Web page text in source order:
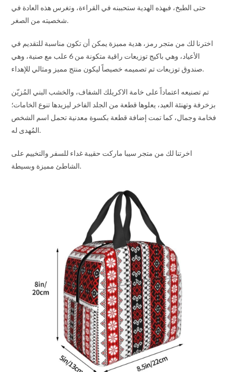
حتى الطبخ، فبهذه الهدية ستحببنه في القراءة، وتغرس هذه العادة في
شخصيته من الصغر.
اخترنا لك من متجر رمز، هدية مميزة يمكن أن تكون مناسبة للتقديم في
الأعياد، وهي باكيج توزيعات راقية متكونة من 6 علب مع صنية، وهي
صندوق توزيعات تم تصميمه خصيصاً ليكون منتج مميز ومثالي للإهداء.
تم تصنيعه اعتماداً على خامة الاكريلك الشفاف، والخشب البني المُزيّن
بزخرفة وتهنئة العيد، يعلوها قطعة من الجلد الفاخر ليزيدها تنوع الخامات؛
فخامة وجمال، كما تمت إضافة قطعة بكسوة معدنية تحمل اسم الشخص
المُهدى له.
اخرتنا لك من متجر سيبا ماركت حقيبة غداء للسفر والتخييم على
الشاطئ مميزة وبسيطة.